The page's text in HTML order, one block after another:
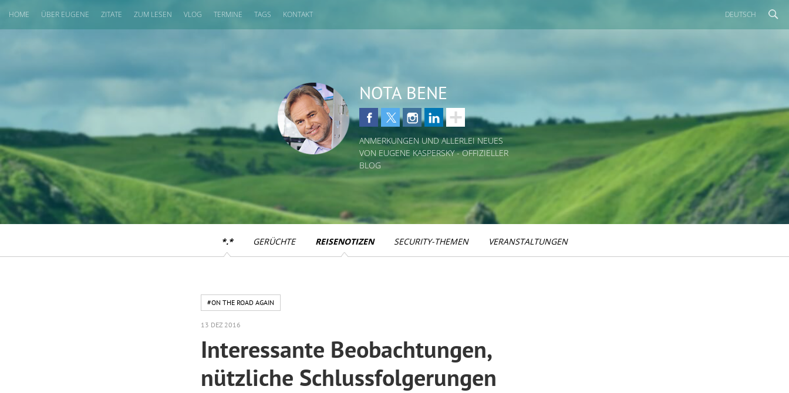
HOME ÜBER EUGENE ZITATE ZUM LESEN VLOG TERMINE TAGS KONTAKT DEUTSCH
NOTA BENE
ANMERKUNGEN UND ALLERLEI NEUES
VON EUGENE KASPERSKY - OFFIZIELLER
BLOG
*.* GERÜCHTE REISENOTIZEN SECURITY-THEMEN VERANSTALTUNGEN
#ON THE ROAD AGAIN
13 DEZ 2016
Interessante Beobachtungen,
nützliche Schlussfolgerungen